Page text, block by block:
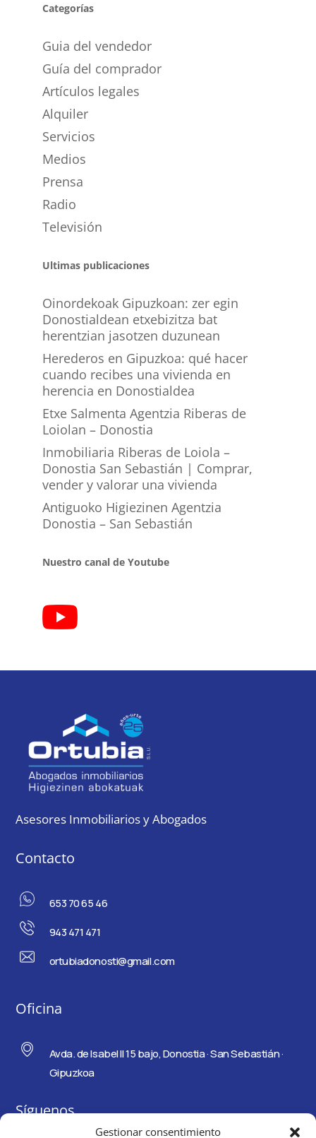
Gestionar consentimiento
Categorías
Guia del vendedor
Guía del comprador
Artículos legales
Alquiler
Servicios
Medios
Prensa
Radio
Televisión
Ultimas publicaciones
Oinordekoak Gipuzkoan: zer egin
Donostialdean etxebizitza bat
herentzian jasotzen duzunean
Herederos en Gipuzkoa: qué hacer
cuando recibes una vivienda en
herencia en Donostialdea
Etxe Salmenta Agentzia Riberas de
Loiolan – Donostia
Inmobiliaria Riberas de Loiola –
Donostia San Sebastián | Comprar,
vender y valorar una vivienda
Antiguoko Higiezinen Agentzia
Donostia – San Sebastián
Nuestro canal de Youtube
Asesores Inmobiliarios y Abogados
Contacto
653 70 65 46
943 471 471
ortubiadonosti@gmail.com
Oficina
Avda. de Isabel II 15 bajo, Donostia · San Sebastián ·
Gipuzkoa
Síguenos